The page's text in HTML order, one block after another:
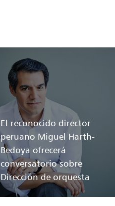
El reconocido director
peruano Miguel Harth-
Bedoya ofrecerá
conversatorio sobre
Dirección de orquesta